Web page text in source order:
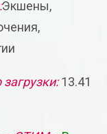
Экшены,
13.41